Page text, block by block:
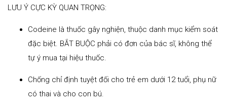
LƯU Ý CỰC KỲ QUAN TRỌNG:
Codeine là thuốc gây nghiện, thuộc danh mục kiểm soát
đặc biệt. BẮT BUỘC phải có đơn của bác sĩ, không thể
tự ý mua tại hiệu thuốc.
Chống chỉ định tuyệt đối cho trẻ em dưới 12 tuổi, phụ nữ
có thai và cho con bú.